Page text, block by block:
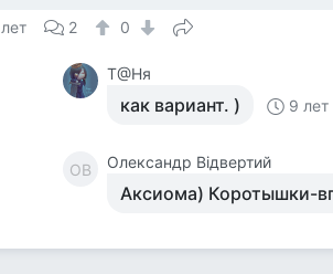
2 0
Т@Ня
как вариант. ) 9 лет
ОВ Олександр Відвертий
Аксиома) Коротышки-